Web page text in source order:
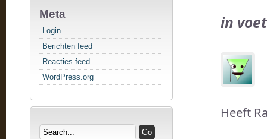
Meta
Login
Berichten feed
Reacties feed
WordPress.org
in
Heeft